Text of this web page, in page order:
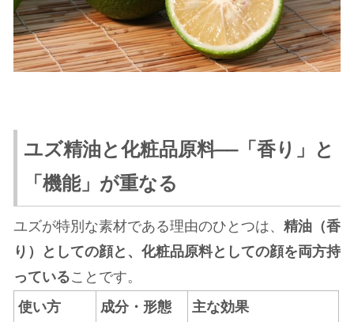
ユズ精油と化粧品原料——「香り」と
「機能」が重なる
ユズが特別な素材である理由のひとつは、 精油（香
り）としての顔と、化粧品原料としての顔を両方持
っていることです。
使い方
成分・形態 主な効果